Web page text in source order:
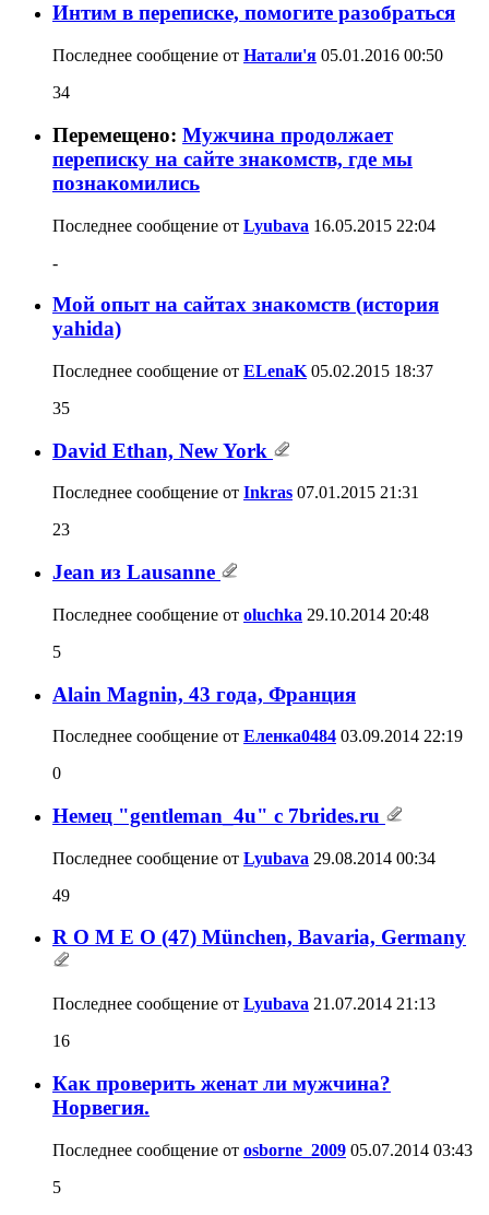
Интим в переписке, помогите разобраться
Последнее сообщение от Натали'я 05.01.2016 00:50
34
Перемещено: Мужчина продолжает
переписку на сайте знакомств, где мы
познакомились
Последнее сообщение от Lyubava 16.05.2015 22:04
-
Мой опыт на сайтах знакомств (история
yahida)
Последнее сообщение от ELenaK 05.02.2015 18:37
35
David Ethan, New York
Последнее сообщение от Inkras 07.01.2015 21:31
23
Jean из Lausanne
Последнее сообщение от oluchka 29.10.2014 20:48
5
Аlain Мagnin, 43 года, Франция
Последнее сообщение от Еленка0484 03.09.2014 22:19
0
Немец "gentleman_4u" с 7brides.ru
Последнее сообщение от Lyubava 29.08.2014 00:34
49
R O M E O (47) München, Bavaria, Germany
Последнее сообщение от Lyubava 21.07.2014 21:13
16
Как проверить женат ли мужчина?
Норвегия.
Последнее сообщение от osborne_2009 05.07.2014 03:43
5